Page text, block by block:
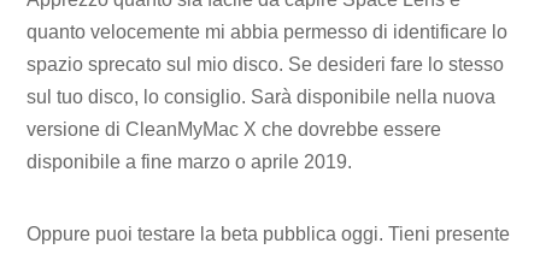
quanto velocemente mi abbia permesso di identificare lo
spazio sprecato sul mio disco. Se desideri fare lo stesso
sul tuo disco, lo consiglio. Sarà disponibile nella nuova
versione di CleanMyMac X che dovrebbe essere
disponibile a fine marzo o aprile 2019.
Oppure puoi testare la beta pubblica oggi. Tieni presente